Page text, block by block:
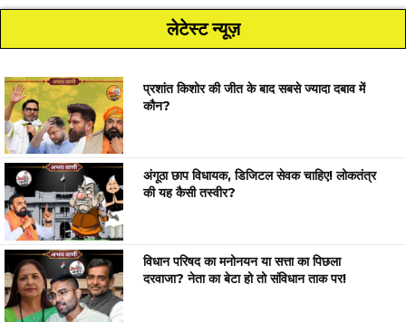
लेटेस्ट न्यूज़
प्रशांत किशोर की जीत के बाद सबसे ज्यादा दबाव में
कौन?
अंगूठा छाप विधायक, डिजिटल सेवक चाहिए! लोकतंत्र
की यह कैसी तस्वीर?
विधान परिषद का मनोनयन या सत्ता का पिछला
दरवाजा? नेता का बेटा हो तो संविधान ताक पर!